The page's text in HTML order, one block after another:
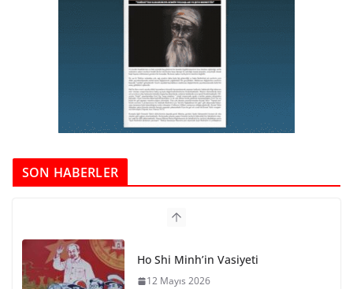
SON HABERLER
Ho Shi Minh’in Vasiyeti
12 Mayıs 2026